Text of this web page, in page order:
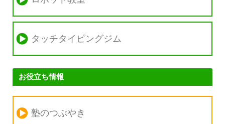
タッチタイピングジム
お役立ち情報
塾のつぶやき